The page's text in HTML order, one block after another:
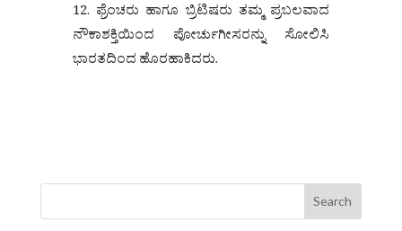
12. ಫ್ರೆಂಚರು ಹಾಗೂ ಬ್ರಿಟಿಷರು ತಮ್ಮ ಪ್ರಬಲವಾದ
ನೌಕಾಶಕ್ತಿಯಿಂದ ಪೋರ್ಚುಗೀಸರನ್ನು ಸೋಲಿಸಿ
ಭಾರತದಿಂದ ಹೊರಹಾಕಿದರು.
Search